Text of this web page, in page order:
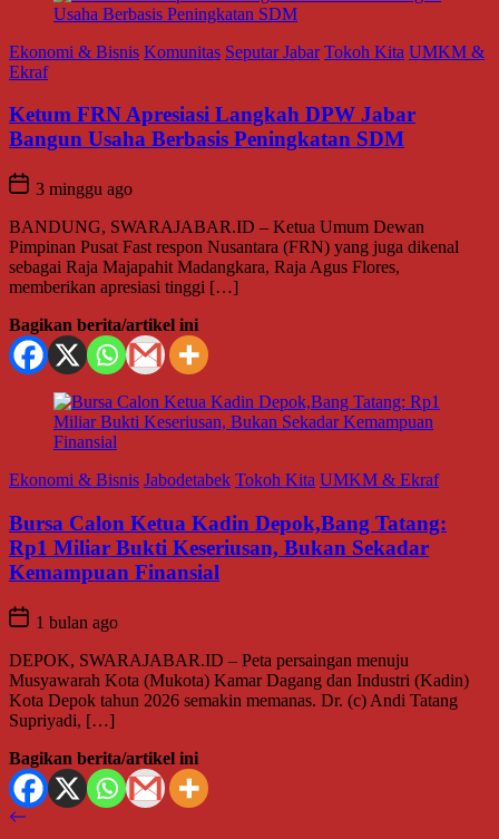
Ekonomi & Bisnis Komunitas Seputar Jabar Tokoh Kita UMKM &
Ekraf
Ketum FRN Apresiasi Langkah DPW Jabar
Bangun Usaha Berbasis Peningkatan SDM
3 minggu ago
BANDUNG, SWARAJABAR.ID – Ketua Umum Dewan
Pimpinan Pusat Fast respon Nusantara (FRN) yang juga dikenal
sebagai Raja Majapahit Madangkara, Raja Agus Flores,
memberikan apresiasi tinggi […]
Bagikan berita/artikel ini
Ekonomi & Bisnis Jabodetabek Tokoh Kita UMKM & Ekraf
Bursa Calon Ketua Kadin Depok,Bang Tatang:
Rp1 Miliar Bukti Keseriusan, Bukan Sekadar
Kemampuan Finansial
1 bulan ago
DEPOK, SWARAJABAR.ID – Peta persaingan menuju
Musyawarah Kota (Mukota) Kamar Dagang dan Industri (Kadin)
Kota Depok tahun 2026 semakin memanas. Dr. (c) Andi Tatang
Supriyadi, […]
Bagikan berita/artikel ini